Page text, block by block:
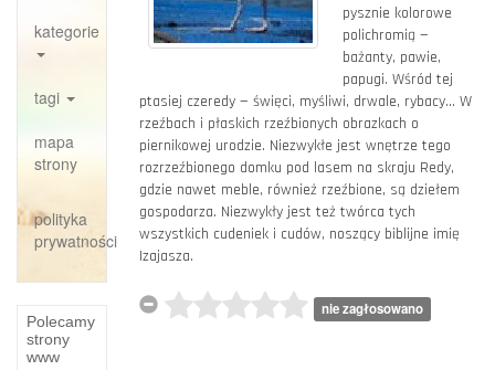
kategorie
tagi
mapa
strony
polityka
prywatności
Polecamy
strony
www
pysznie kolorowe
polichromią —
bażanty, pawie,
papugi. Wśród tej
ptasiej czeredy — święci, myśliwi, drwale, rybacy... W
rzeźbach i płaskich rzeźbionych obrazkach o
piernikowej urodzie. Niezwykłe jest wnętrze tego
rozrzeźbionego domku pod lasem na skraju Redy,
gdzie nawet meble, również rzeźbione, są dziełem
gospodarza. Niezwykły jest też twórca tych
wszystkich cudeniek i cudów, noszący biblijne imię
Izajasza.
nie zagłosowano